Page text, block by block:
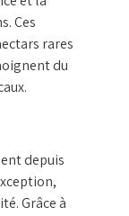
Ces
rares
du
depuis
Grâce à